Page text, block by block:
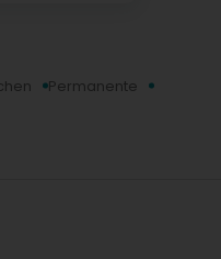
Permanente